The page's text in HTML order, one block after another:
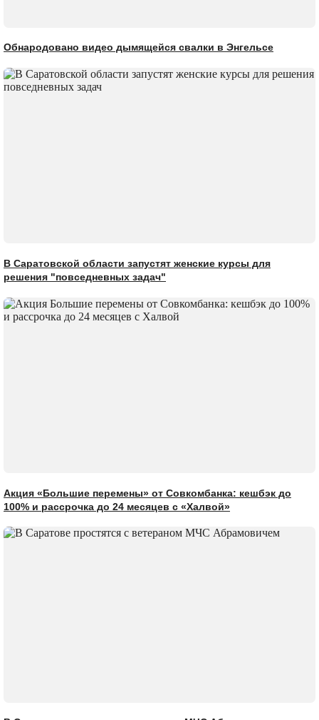
Обнародовано видео дымящейся свалки в Энгельсе
В Саратовской области запустят женские курсы для
решения "повседневных задач"
Акция «Большие перемены» от Совкомбанка: кешбэк до
100% и рассрочка до 24 месяцев с «Халвой»